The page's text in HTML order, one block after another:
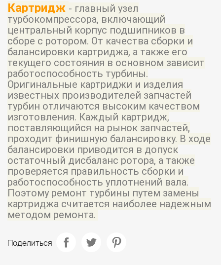
Картридж - главный узел
турбокомпрессора, включающий
центральный корпус подшипников в
сборе с ротором. От качества сборки и
балансировки картриджа, а также его
текущего состояния в основном зависит
работоспособность турбины.
Оригинальные картриджи и изделия
известных производителей запчастей
турбин отличаются высоким качеством
изготовления. Каждый картридж,
поставляющийся на рынок запчастей,
проходит финишную балансировку. В ходе
балансировки приводится в допуск
остаточный дисбаланс ротора, а также
проверяется правильность сборки и
работоспособность уплотнений вала.
Поэтому ремонт турбины путем замены
картриджа считается наиболее надежным
методом ремонта.
Поделиться